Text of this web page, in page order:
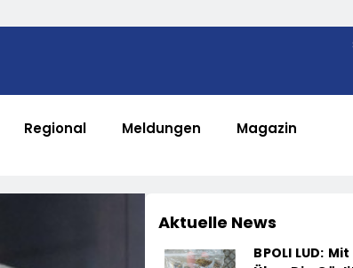
Regional Meldungen Magazin
Aktuelle News
BPOLI LUD: